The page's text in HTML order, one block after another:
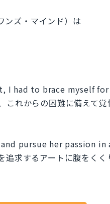
ズ・マインド）は
I had to brace myself
これからの困難に備えて
pursue her passion in
追求するアートに腹をくく